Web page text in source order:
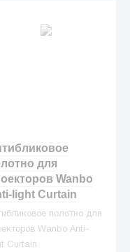
для
Wanbo
light Curtain
полотно для
Wanbo Anti-
Curtain